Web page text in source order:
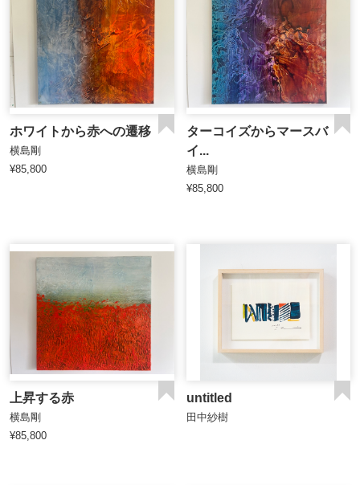
ホワイトから赤への遷移
横島剛
¥85,800
ターコイズからマースバ
イ...
横島剛
¥85,800
上昇する赤
横島剛
¥85,800
untitled
田中紗樹